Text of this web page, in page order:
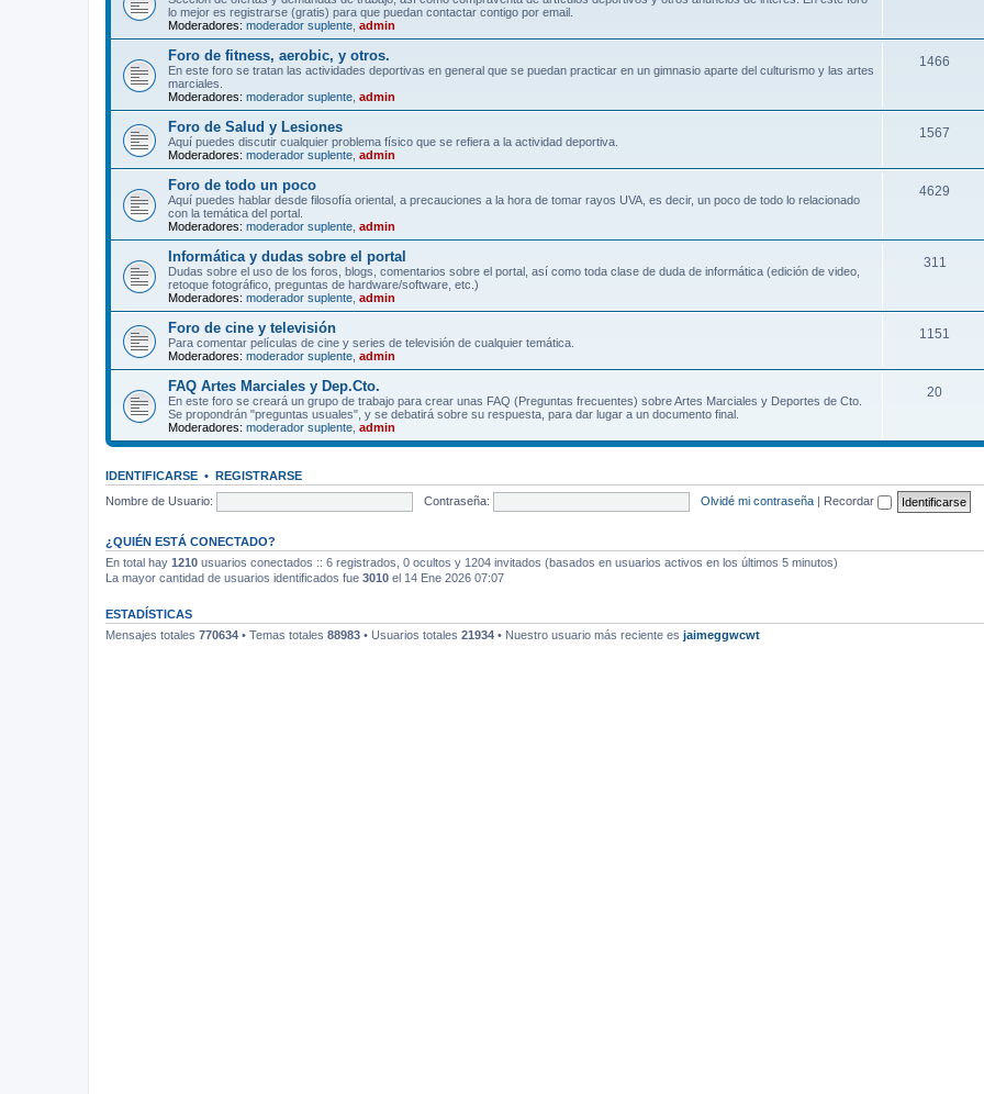
lo mejor es registrarse (gratis) para que puedan contactar contigo por email.
Moderadores: moderador suplente admin
Foro de fitness, aerobic, y otros.
En este foro se tratan las actividades deportivas en general que se puedan practicar en un gimnasio aparte del culturismo y las artes
marciales.
Moderadores: moderador suplente admin
1466
Foro de Salud y Lesiones
Aquí puedes discutir cualquier problema físico que se refiera a la actividad deportiva.
Moderadores: moderador suplente admin
1567
Foro de todo un poco
Aquí puedes hablar desde filosofía oriental, a precauciones a la hora de tomar rayos UVA, es decir, un poco de todo lo relacionado
con la temática del portal.
Moderadores: moderador suplente admin
4629
Informática y dudas sobre el portal
Dudas sobre el uso de los foros, blogs, comentarios sobre el portal, así como toda clase de duda de informática (edición de video,
retoque fotográfico, preguntas de hardware/software, etc.)
Moderadores: moderador suplente admin
311
Foro de cine y televisión
Para comentar películas de cine y series de televisión de cualquier temática.
Moderadores: moderador suplente admin
1151
FAQ Artes Marciales y Dep.Cto.
En este foro se creará un grupo de trabajo para crear unas FAQ (Preguntas frecuentes) sobre Artes Marciales y Deportes de Cto.
Se propondrán "preguntas usuales", y se debatirá sobre su respuesta, para dar lugar a un documento final.
Moderadores: moderador suplente admin
20
IDENTIFICARSE • REGISTRARSE
Nombre de Usuario:
Contraseña: Olvidé mi contraseña | Recordar
¿QUIÉN ESTÁ CONECTADO?
En total hay 1210 usuarios conectados :: 6 registrados, 0 ocultos y 1204 invitados (basados en usuarios activos en los últimos 5 minutos)
La mayor cantidad de usuarios identificados fue 3010 el 14 Ene 2026 07:07
ESTADÍSTICAS
Mensajes totales 770634 • Temas totales 88983 • Usuarios totales 21934 • Nuestro usuario más reciente es jaimeggwcwt